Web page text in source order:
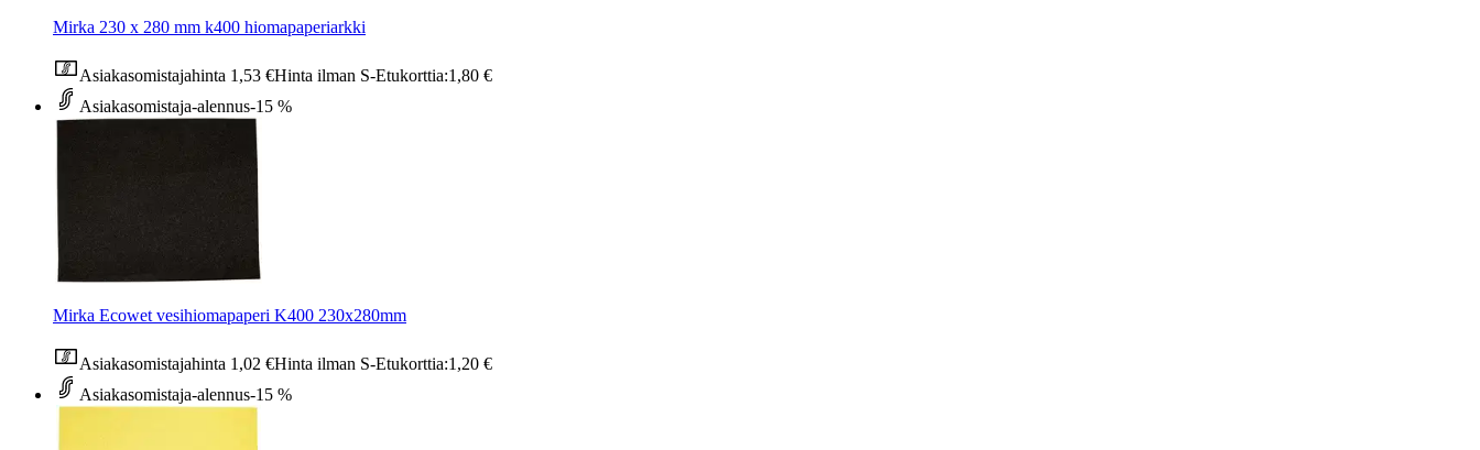
Mirka 230 x 280 mm k400 hiomapaperiarkki
Asiakasomistajahinta 1,53 €Hinta ilman S-Etukorttia:1,80 €
Asiakasomistaja-alennus-15 %
Mirka Ecowet vesihiomapaperi K400 230x280mm
Asiakasomistajahinta 1,02 €Hinta ilman S-Etukorttia:1,20 €
Asiakasomistaja-alennus-15 %